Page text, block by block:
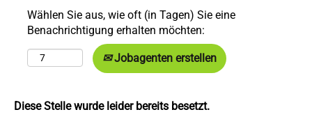
Wählen Sie aus, wie oft (in Tagen) Sie eine
Benachrichtigung erhalten möchten:
Jobagenten erstellen
Diese Stelle wurde leider bereits besetzt.